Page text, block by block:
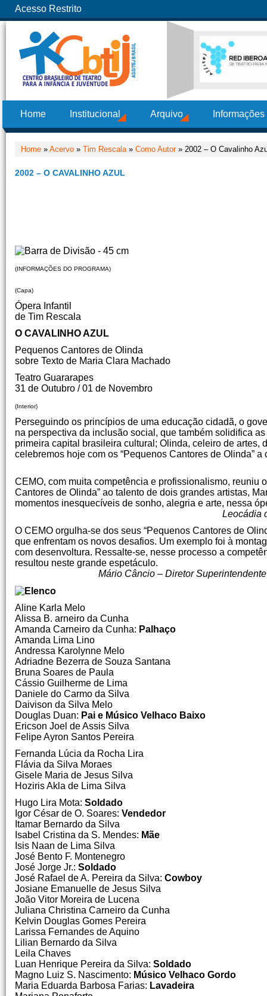
Acesso Restrito
Home Institucional Arquivo
Home » Acervo » Tim Rescala» Como Autor» 2002 – O Cavalinho
2002 – O CAVALINHO AZUL
(INFORMAÇÕES DO PROGRAMA)
(Capa)
Ópera Infantil
de Tim Rescala
O CAVALINHO AZUL
Pequenos Cantores de Olinda
sobre Texto de Maria Clara Machado
Teatro Guararapes
31 de Outubro / 01 de Novembro
(Interior)
Perseguindo os princípios de uma educação cidadã, o
na perspectiva da inclusão social, que também solidifica
primeira capital brasileira cultural; Olinda, celeiro de artes,
celebremos hoje com os “Pequenos Cantores de Olinda”
CEMO, com muita competência e profissionalismo, reuniu
Cantores de Olinda” ao talento de dois grandes artistas,
momentos inesquecíveis de sonho, alegria e arte, nessa
Leocádia da Hora – Secretária
O CEMO orgulha-se dos seus “Pequenos Cantores de
que enfrentam os novos desafios. Um exemplo foi à
com desenvoltura. Ressalte-se, nesse processo a
resultou neste grande espetáculo.
Mário Câncio – Diretor Superintendente do
Aline Karla Melo
Alissa B. arneiro da Cunha
Amanda Carneiro da Cunha: Palhaço
Amanda Lima Lino
Andressa Karolynne Melo
Adriadne Bezerra de Souza Santana
Bruna Soares de Paula
Cássio Guilherme de Lima
Daniele do Carmo da Silva
Daivison da Silva Melo
Douglas Duan: Pai e Músico Velhaco Baixo
Ericson Joel de Assis Silva
Felipe Ayron Santos Pereira
Fernanda Lúcia da Rocha Lira
Flávia da Silva Moraes
Gisele Maria de Jesus Silva
Hoziris Akla de Lima Silva
Hugo Lira Mota: Soldado
Igor César de O. Soares: Vendedor
Itamar Bernardo da Silva
Isabel Cristina da S. Mendes: Mãe
Isis Naan de Lima Silva
José Bento F. Montenegro
José Jorge Jr.: Soldado
José Rafael de A. Pereira da Silva: Cowboy
Josiane Emanuelle de Jesus Silva
João Vitor Moreira de Lucena
Juliana Christina Carneiro da Cunha
Kelvin Douglas Gomes Pereira
Larissa Fernandes de Aquino
Lilian Bernardo da Silva
Leila Chaves
Luan Henrique Pereira da Silva: Soldado
Magno Luiz S. Nascimento: Músico Velhaco Gordo
Maria Eduarda Barbosa Farias: Lavadeira